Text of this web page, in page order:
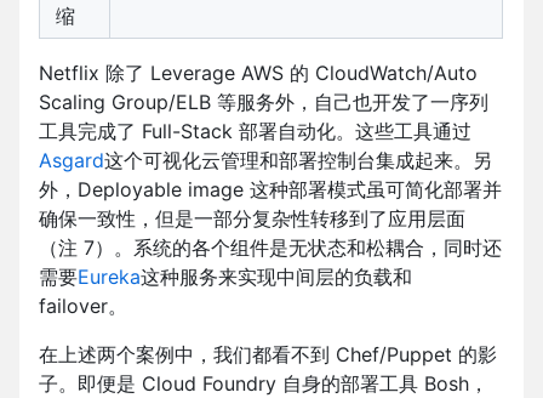
缩
Netflix 除了 Leverage AWS 的 CloudWatch/Auto
Scaling Group/ELB 等服务外，自己也开发了一序列
工具完成了 Full-Stack 部署自动化。这些工具通过
Asgard这个可视化云管理和部署控制台集成起来。另
外，Deployable image 这种部署模式虽可简化部署并
确保一致性，但是一部分复杂性转移到了应用层面
（注 7）。系统的各个组件是无状态和松耦合，同时还
需要Eureka这种服务来实现中间层的负载和
failover。
在上述两个案例中，我们都看不到 Chef/Puppet 的影
子。即便是 Cloud Foundry 自身的部署工具 Bosh，